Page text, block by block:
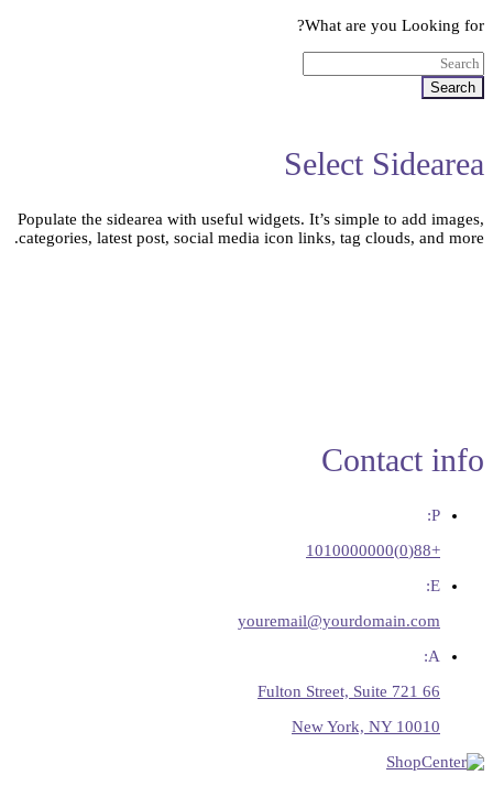
What are you Looking for?
Search
Select Sidearea
Populate the sidearea with useful widgets. It’s simple to add images,
categories, latest post, social media icon links, tag clouds, and more.
Contact info
P:
+88(0)1010000000
E:
youremail@yourdomain.com
A:
66 Fulton Street, Suite 721
New York, NY 10010